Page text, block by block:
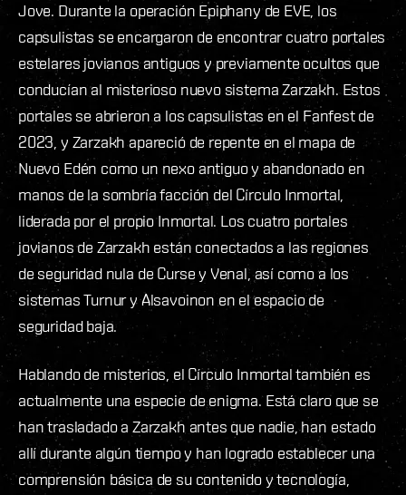
Jove. Durante la operación Epiphany de EVE, los
capsulistas se encargaron de encontrar cuatro portales
estelares jovianos antiguos y previamente ocultos que
conducían al misterioso nuevo sistema Zarzakh. Estos
portales se abrieron a los capsulistas en el Fanfest de
2023, y Zarzakh apareció de repente en el mapa de
Nuevo Edén como un nexo antiguo y abandonado en
manos de la sombría facción del Círculo Inmortal,
liderada por el propio Inmortal. Los cuatro portales
jovianos de Zarzakh están conectados a las regiones
de seguridad nula de Curse y Venal, así como a los
sistemas Turnur y Alsavoinon en el espacio de
seguridad baja.
Hablando de misterios, el Círculo Inmortal también es
actualmente una especie de enigma. Está claro que se
han trasladado a Zarzakh antes que nadie, han estado
allí durante algún tiempo y han logrado establecer una
comprensión básica de su contenido y tecnología,